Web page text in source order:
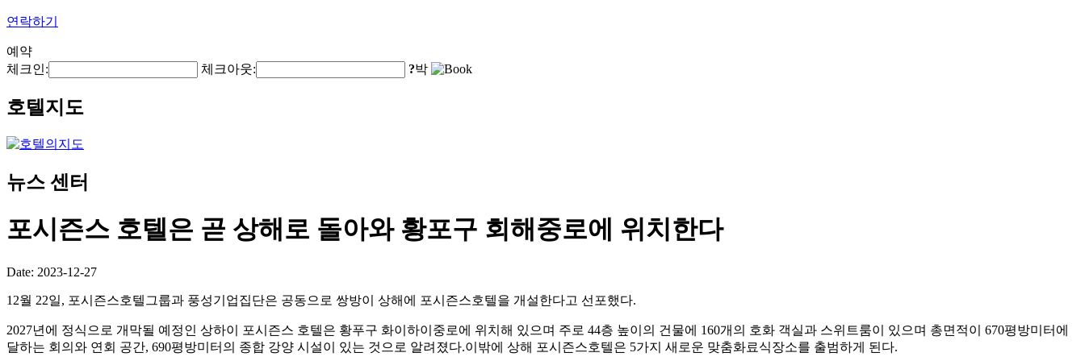
연락하기
예약
체크인:
체크아웃: ?박
호텔지도
뉴스 센터
포시즌스 호텔은 곧 상해로 돌아와 황포구 회해중로에 위치한다
Date: 2023-12-27
12월 22일, 포시즌스호텔그룹과 풍성기업집단은 공동으로 쌍방이 상해에 포시즌스호텔을 개설한다고 선포했다.
2027년에 정식으로 개막될 예정인 상하이 포시즌스 호텔은 황푸구 화이하이중로에 위치해 있으며 주로 44층 높이의 건물에 160개의 호화 객실과 스위트룸이 있으며 총면적이 670평방미터에
달하는 회의와 연회 공간, 690평방미터의 종합 강양 시설이 있는 것으로 알려졌다.이밖에 상해 포시즌스호텔은 5가지 새로운 맞춤화료식장소를 출범하게 된다.